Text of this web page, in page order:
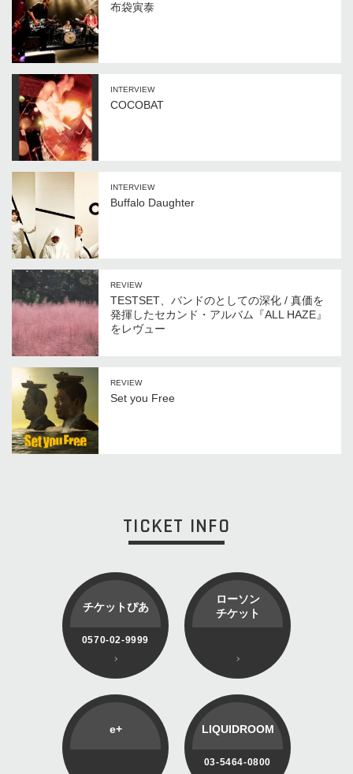
布袋寅泰
INTERVIEW
COCOBAT
INTERVIEW
Buffalo Daughter
REVIEW
TESTSET、バンドのとしての深化 / 真価を
発揮したセカンド・アルバム『ALL HAZE』
をレヴュー
REVIEW
Set you Free
TICKET INFO
チケットぴあ
0570-02-9999
ローソン
チケット
e+ LIQUIDROOM
03-5464-0800